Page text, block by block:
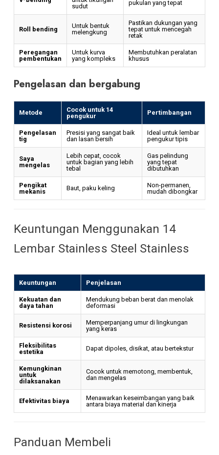
sudut
pukulan yang tepat
Roll bending
Untuk bentuk
melengkung
Pastikan dukungan yang
tepat untuk mencegah
retak
Peregangan
pembentukan
Untuk kurva
yang kompleks
Membutuhkan peralatan
khusus
Pengelasan dan bergabung
Metode
Cocok untuk 14
pengukur
Pertimbangan
Pengelasan
tig
Presisi yang sangat baik
dan lasan bersih
Ideal untuk lembar
pengukur tipis
Saya
mengelas
Lebih cepat, cocok
untuk bagian yang lebih
tebal
Gas pelindung
yang tepat
dibutuhkan
Pengikat
mekanis
Baut, paku keling
Non-permanen,
mudah dibongkar
Keuntungan Menggunakan 14
Lembar Stainless Steel Stainless
Keuntungan Penjelasan
Kekuatan dan
daya tahan
Mendukung beban berat dan menolak
deformasi
Resistensi korosi
Memperpanjang umur di lingkungan
yang keras
Fleksibilitas
estetika
Dapat dipoles, disikat, atau bertekstur
Kemungkinan
untuk
dilaksanakan
Cocok untuk memotong, membentuk,
dan mengelas
Efektivitas biaya
Menawarkan keseimbangan yang baik
antara biaya material dan kinerja
Panduan Membeli